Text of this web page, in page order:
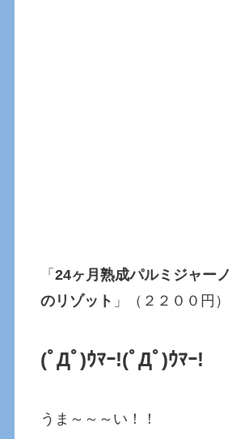
「24ヶ月熟成パルミジャー
のリゾット 」（２２００円）
(ﾟДﾟ)ｳﾏｰ!(ﾟДﾟ)ｳﾏｰ!
うま～～～い！！